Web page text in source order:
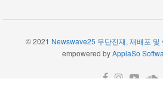
© 2021 Newswave25 무단전재, 재배포 및
empowered byApplaSo